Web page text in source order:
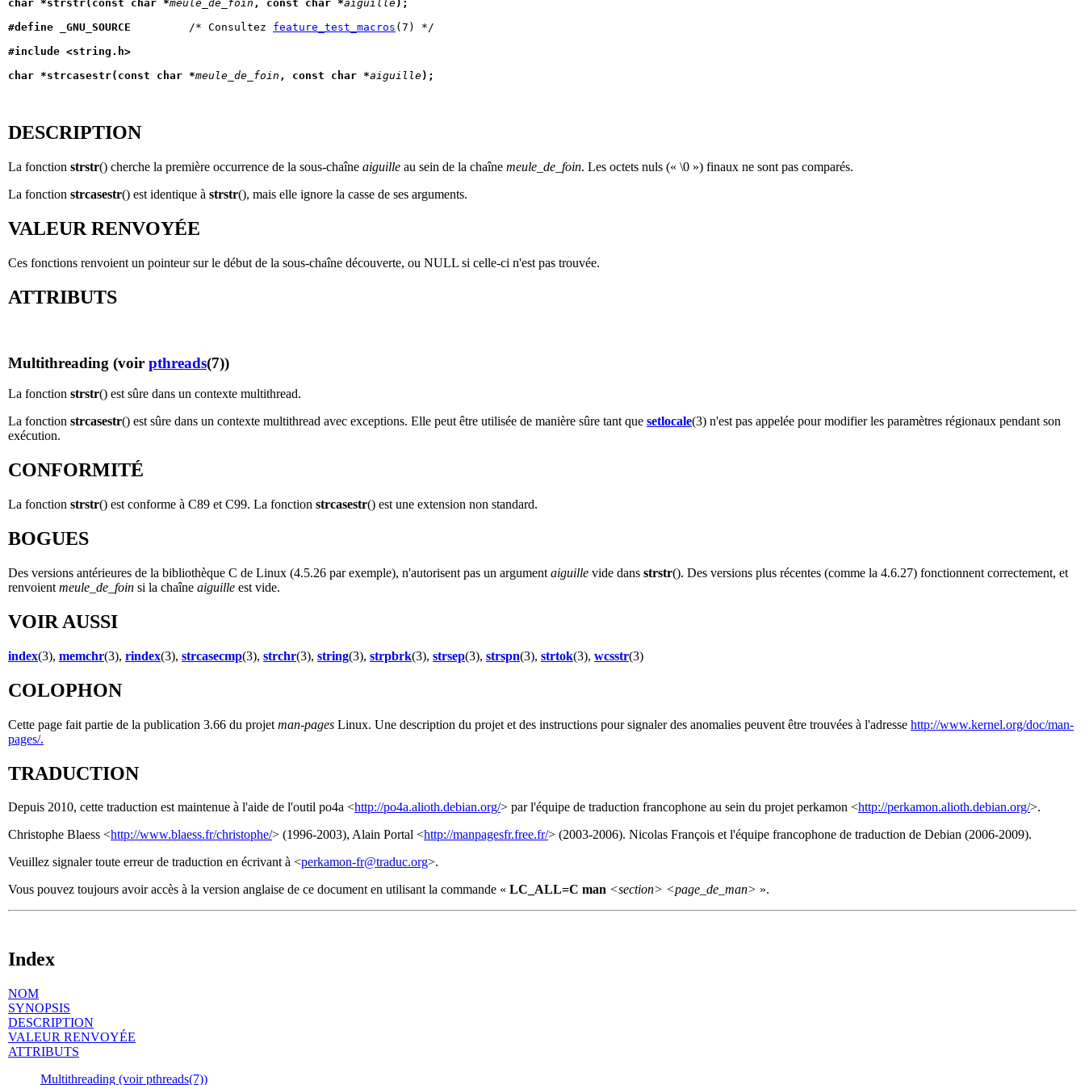
char *strstr(const char *meule_de_foin , const char *aiguille);
#define _GNU_SOURCE
         /* Consultez
feature_test_macros (7) */
#include <string.h>
char *strcasestr(const char *meule_de_foin , const char *aiguille);
DESCRIPTION
La fonction strstr() cherche la première occurrence de la sous-chaîne aiguille au sein de la chaîne meule_de_foin. Les octets nuls (« \0 ») finaux ne sont pas comparés.
La fonction strcasestr() est identique à strstr(), mais elle ignore la casse de ses arguments.
VALEUR RENVOYÉE
Ces fonctions renvoient un pointeur sur le début de la sous-chaîne découverte, ou NULL si celle-ci n'est pas trouvée.
ATTRIBUTS
Multithreading (voir pthreads(7))
La fonction strstr() est sûre dans un contexte multithread.
La fonction strcasestr() est sûre dans un contexte multithread avec exceptions. Elle peut être utilisée de manière sûre tant que setlocale(3) n'est pas appelée pour modifier les paramètres régionaux pendant son
exécution.
CONFORMITÉ
La fonction strstr() est conforme à C89 et C99. La fonction strcasestr() est une extension non standard.
BOGUES
Des versions antérieures de la bibliothèque C de Linux (4.5.26 par exemple), n'autorisent pas un argument aiguille vide dans strstr(). Des versions plus récentes (comme la 4.6.27) fonctionnent correctement, et
renvoient meule_de_foin si la chaîne aiguille est vide.
VOIR AUSSI
index(3), memchr(3), rindex(3), strcasecmp(3), strchr(3), string(3), strpbrk(3), strsep(3), strspn(3), strtok(3), wcsstr(3)
COLOPHON
Cette page fait partie de la publication 3.66 du projet man-pages Linux. Une description du projet et des instructions pour signaler des anomalies peuvent être trouvées à l'adresse http://www.kernel.org/doc/man-
pages/.
TRADUCTION
Depuis 2010, cette traduction est maintenue à l'aide de l'outil po4a <http://po4a.alioth.debian.org/> par l'équipe de traduction francophone au sein du projet perkamon <http://perkamon.alioth.debian.org/>.
Christophe Blaess <http://www.blaess.fr/christophe/> (1996-2003), Alain Portal <http://manpagesfr.free.fr/> (2003-2006). Nicolas François et l'équipe francophone de traduction de Debian (2006-2009).
Veuillez signaler toute erreur de traduction en écrivant à <perkamon-fr@traduc.org>.
Vous pouvez toujours avoir accès à la version anglaise de ce document en utilisant la commande « LC_ALL=C man <section> <page_de_man> ».
Index
NOM
SYNOPSIS
DESCRIPTION
VALEUR RENVOYÉE
ATTRIBUTS
Multithreading (voir pthreads(7))